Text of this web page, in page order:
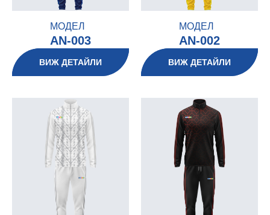
МОДЕЛ
AN-003
ВИЖ ДЕТАЙЛИ
МОДЕЛ
AN-002
ВИЖ ДЕТАЙЛИ